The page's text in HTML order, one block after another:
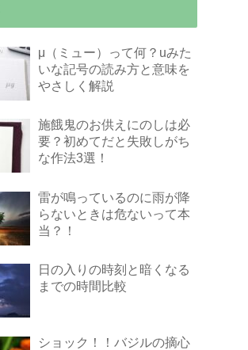
μ（ミュー）って何？uみた
いな記号の読み方と意味を
やさしく解説
施餓鬼のお供えにのしは必
要？初めてだと失敗しがち
な作法3選！
雷が鳴っているのに雨が降
らないときは危ないって本
当？！
日の入りの時刻と暗くなる
までの時間比較
ショック！！バジルの摘心